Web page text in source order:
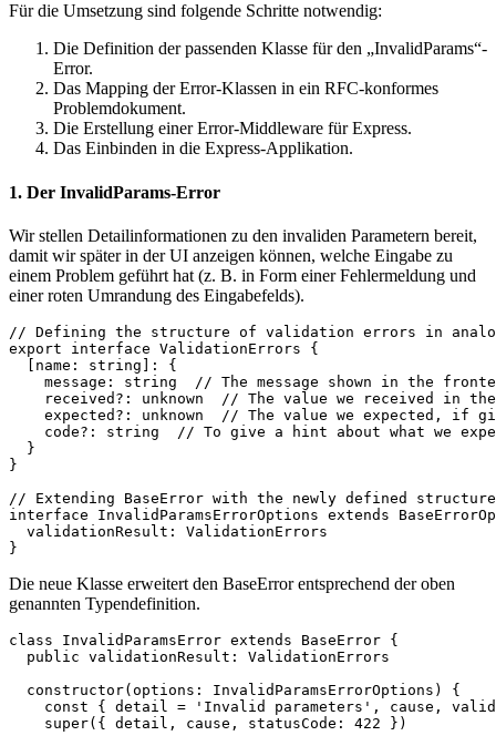
Für die Umsetzung sind folgende Schritte notwendig:
Die Definition der passenden Klasse für den „InvalidParams“-
Error.
Das Mapping der Error-Klassen in ein RFC-konformes
Problemdokument.
Die Erstellung einer Error-Middleware für Express.
Das Einbinden in die Express-Applikation.
1. Der InvalidParams-Error
Wir stellen Detailinformationen zu den invaliden Parametern bereit,
damit wir später in der UI anzeigen können, welche Eingabe zu
einem Problem geführt hat (z. B. in Form einer Fehlermeldung und
einer roten Umrandung des Eingabefelds).
// Defining the structure of validation errors in
export interface ValidationErrors {
  [name: string]: {
message: string  // The message shown in the
received?: unknown  // The value we received in
expected?: unknown  // The value we expected, if
code?: string  // To give a hint about what we
  }
}
// Extending BaseError with the newly defined structure
interface InvalidParamsErrorOptions extends
  validationResult: ValidationErrors
}
Die neue Klasse erweitert den BaseError entsprechend der oben
genannten Typendefinition.
class InvalidParamsError extends BaseError {
  public validationResult: ValidationErrors
  constructor(options: InvalidParamsErrorOptions) {
const { detail = 'Invalid parameters', cause,
    super({ detail, cause, statusCode: 422 })